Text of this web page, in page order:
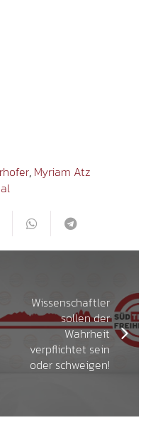
, Myriam Atz
Wissenschaftler
sollen der
Wahrheit
verpflichtet sein
oder schweigen!